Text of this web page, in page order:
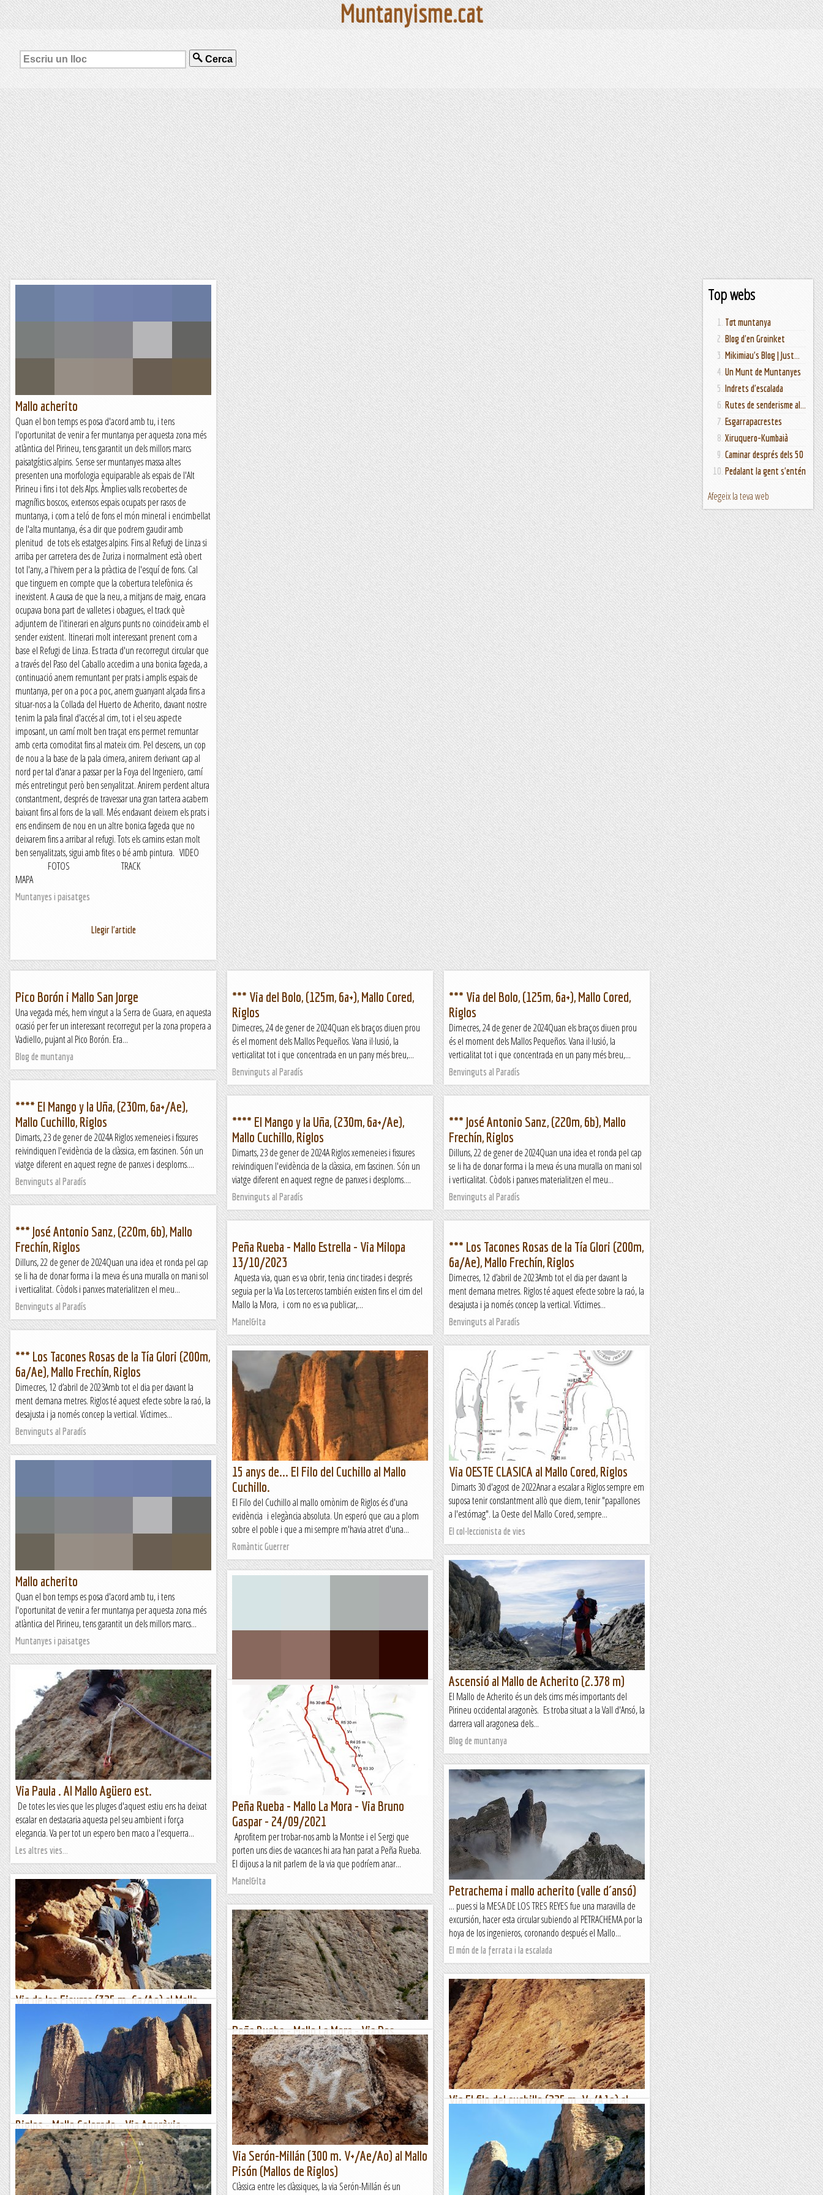
Muntanyisme.cat
Cerca
Top webs
Tot muntanya
Blog d'en Groinket
Mikimiau's Blog | Just...
Un Munt de Muntanyes
Indrets d'escalada
Rutes de senderisme al...
Esgarrapacrestes
Xiruquero-Kumbaià
Caminar després dels 50
Pedalant la gent s'entén
Afegeix la teva web
Mallo acherito
Quan el bon temps es posa d'acord amb tu, i tens
l'oportunitat de venir a fer muntanya per aquesta zona més
atlàntica del Pirineu, tens garantit un dels millors marcs
paisatgístics alpins. Sense ser muntanyes massa altes
presenten una morfologia equiparable als espais de l'Alt
Pirineu i fins i tot dels Alps. Àmplies valls recobertes de
magnífics boscos, extensos espais ocupats per rasos de
muntanya, i com a teló de fons el món mineral i encimbellat
de l'alta muntanya, és a dir que podrem gaudir amb
plenitud de tots els estatges alpins. Fins al Refugi de Linza si
arriba per carretera des de Zuriza i normalment està obert
tot l'any, a l'hivern per a la pràctica de l'esquí de fons. Cal
que tinguem en compte que la cobertura telefònica és
inexistent. A causa de que la neu, a mitjans de maig, encara
ocupava bona part de valletes i obagues, el track què
adjuntem de l'itinerari en alguns punts no coincideix amb el
sender existent. Itinerari molt interessant prenent com a
base el Refugi de Linza. Es tracta d'un recorregut circular que
a través del Paso del Caballo accedim a una bonica fageda, a
continuació anem remuntant per prats i amplis espais de
muntanya, per on a poc a poc, anem guanyant alçada fins a
situar-nos a la Collada del Huerto de Acherito, davant nostre
tenim la pala final d'accés al cim, tot i el seu aspecte
imposant, un camí molt ben traçat ens permet remuntar
amb certa comoditat fins al mateix cim. Pel descens, un cop
de nou a la base de la pala cimera, anirem derivant cap al
nord per tal d'anar a passar per la Foya del Ingeniero, camí
més entretingut però ben senyalitzat. Anirem perdent altura
constantment, després de travessar una gran tartera acabem
baixant fins al fons de la vall. Més endavant deixem els prats i
ens endinsem de nou en un altre bonica fageda que no
deixarem fins a arribar al refugi. Tots els camins estan molt
ben senyalitzats, sigui amb fites o bé amb pintura. VIDEO
FOTOS TRACK
MAPA
Muntanyes i paisatges
Llegir l'article
Pico Borón i Mallo San Jorge
Una vegada més, hem vingut a la Serra de Guara, en aquesta
ocasió per fer un interessant recorregut per la zona propera a
Vadiello, pujant al Pico Borón. Era...
Blog de muntanya
*** Via del Bolo, (125m, 6a+), Mallo Cored,
Riglos
Dimecres, 24 de gener de 2024Quan els braços diuen prou
és el moment dels Mallos Pequeños. Vana il·lusió, la
verticalitat tot i que concentrada en un pany més breu,...
Benvinguts al Paradís
*** Via del Bolo, (125m, 6a+), Mallo Cored,
Riglos
Dimecres, 24 de gener de 2024Quan els braços diuen prou
és el moment dels Mallos Pequeños. Vana il·lusió, la
verticalitat tot i que concentrada en un pany més breu,...
Benvinguts al Paradís
**** El Mango y la Uña, (230m, 6a+/Ae),
Mallo Cuchillo, Riglos
Dimarts, 23 de gener de 2024A Riglos xemeneies i fissures
reivindiquen l'evidència de la clàssica, em fascinen. Són un
viatge diferent en aquest regne de panxes i desploms....
Benvinguts al Paradís
**** El Mango y la Uña, (230m, 6a+/Ae),
Mallo Cuchillo, Riglos
Dimarts, 23 de gener de 2024A Riglos xemeneies i fissures
reivindiquen l'evidència de la clàssica, em fascinen. Són un
viatge diferent en aquest regne de panxes i desploms....
Benvinguts al Paradís
*** José Antonio Sanz, (220m, 6b), Mallo
Frechín, Riglos
Dilluns, 22 de gener de 2024Quan una idea et ronda pel cap
se li ha de donar forma i la meva és una muralla on mani sol
i verticalitat. Còdols i panxes materialitzen el meu...
Benvinguts al Paradís
*** José Antonio Sanz, (220m, 6b), Mallo
Frechín, Riglos
Dilluns, 22 de gener de 2024Quan una idea et ronda pel cap
se li ha de donar forma i la meva és una muralla on mani sol
i verticalitat. Còdols i panxes materialitzen el meu...
Benvinguts al Paradís
Peña Rueba - Mallo Estrella - Via Milopa
13/10/2023
Aquesta via, quan es va obrir, tenia cinc tirades i després
seguia per la Via Los terceros también existen fins el cim del
Mallo la Mora, i com no es va publicar,...
Manel&Ita
*** Los Tacones Rosas de la Tía Glori (200m,
6a/Ae), Mallo Frechín, Riglos
Dimecres, 12 d’abril de 2023Amb tot el dia per davant la
ment demana metres. Riglos té aquest efecte sobre la raó, la
desajusta i ja només concep la vertical. Víctimes...
Benvinguts al Paradís
*** Los Tacones Rosas de la Tía Glori (200m,
6a/Ae), Mallo Frechín, Riglos
Dimecres, 12 d’abril de 2023Amb tot el dia per davant la
ment demana metres. Riglos té aquest efecte sobre la raó, la
desajusta i ja només concep la vertical. Víctimes...
Benvinguts al Paradís
15 anys de... El Filo del Cuchillo al Mallo
Cuchillo.
El Filo del Cuchillo al mallo omònim de Riglos és d'una
evidència i elegància absoluta. Un esperó que cau a plom
sobre el poble i que a mi sempre m'havia atret d'una...
Romàntic Guerrer
Via OESTE CLASICA al Mallo Cored, Riglos
Dimarts 30 d'agost de 2022Anar a escalar a Riglos sempre em
suposa tenir constantment allò que diem, tenir "papallones
a l'estómag". La Oeste del Mallo Cored, sempre...
El col·leccionista de vies
Mallo acherito
Quan el bon temps es posa d'acord amb tu, i tens
l'oportunitat de venir a fer muntanya per aquesta zona més
atlàntica del Pirineu, tens garantit un dels millors marcs...
Muntanyes i paisatges
Ascensió al Mallo de Acherito (2.378 m)
El Mallo de Acherito és un dels cims més importants del
Pirineu occidental aragonès. Es troba situat a la Vall d'Ansó, la
darrera vall aragonesa dels...
Blog de muntanya
Riglos, Mallo Colorao, via Anorexia
11.04.22 Fa tot just dos anys que haviem d’haver vingut a
Riglos per Setmana Santa i la pandèmia ens ho va impedir, i
aquest cop sembla que és la meteorologia la que...
Centre Excursionista Àliga
Via Paula . Al Mallo Agüero est.
De totes les vies que les pluges d'aquest estiu ens ha deixat
escalar en destacaria aquesta pel seu ambient i força
elegancia. Va per tot un espero ben maco a l'esquerra...
Les altres vies...
Peña Rueba - Mallo La Mora - Via Bruno
Gaspar - 24/09/2021
Aprofitem per trobar-nos amb la Montse i el Sergi que
porten uns dies de vacances hi ara han parat a Peña Rueba.
El dijous a la nit parlem de la via que podríem anar...
Manel&Ita
Petrachema i mallo acherito (valle d´ansó)
... pues si la MESA DE LOS TRES REYES fue una maravilla de
excursión, hacer esta circular subiendo al PETRACHEMA por la
hoya de los ingenieros, coronando después el Mallo...
El món de la ferrata i la escalada
Via de las Fisuras (325 m. 6a/Ao) al Mallo
Mítica via de finals dels anys 70 que recorre el fantàstic
vessant est del Mallo Firé. Fa uns anys va ser restaurada
(2012), però conservant el seu caràcter original i...
Classic climber
Peña Rueba - Mallo La Mora - Via Dos
Diablos en el Corazón 10/10/2020
Feia temps que teníem previst anar a Peña Rueba però per
una cosa o per una altra, ho havíem anat deixant. Aquest cap
de setmana llarg era una bona excusa per fer-hi...
Manel&Ita
Via El filo del cuchillo (225 m. V+/A1e) al
El Mallo Cuchillo, amb una forma que recorda l'objecte que
li dona nom, pertany al grup de mallos més coneguts de
Riglos. I com tot bon ganivet presenta un afilat tall, en...
Classic climber
Riglos - Mallo Colorado - Via Anorèxia -
29/09/2019
Riglos sempre ens ha apassionat, any rere any, sempre
trobem un cap de setmana per anar-hi. Així, poc a poc van
anar caient les vies que ens feien més il·lusió.Aquest com...
Via Serón-Millán (300 m. V+/Ae/Ao) al Mallo
Pisón (Mallos de Riglos)
Clàssica entre les clàssiques, la via Serón-Millán és un